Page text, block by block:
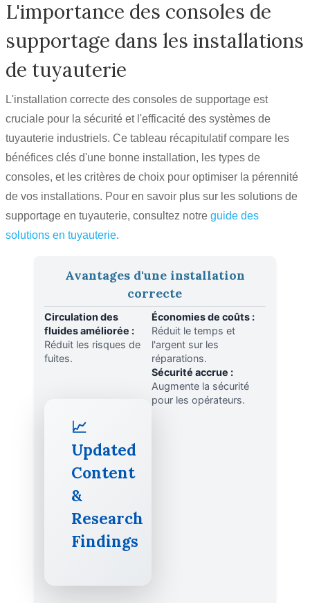
L'importance des consoles de
supportage dans les installations
de tuyauterie
L'installation correcte des consoles de supportage est
cruciale pour la sécurité et l'efficacité des systèmes de
tuyauterie industriels. Ce tableau récapitulatif compare les
bénéfices clés d'une bonne installation, les types de
consoles, et les critères de choix pour optimiser la pérennité
de vos installations. Pour en savoir plus sur les solutions de
supportage en tuyauterie, consultez notre guide des
solutions en tuyauterie.
Avantages d'une installation
correcte
Circulation des
fluides améliorée :
Réduit les risques de
fuites.
📈
Updated
Content
&
Research
Findings
Économies de coûts :
Réduit le temps et
l'argent sur les
réparations.
Sécurité accrue :
Augmente la sécurité
pour les opérateurs.